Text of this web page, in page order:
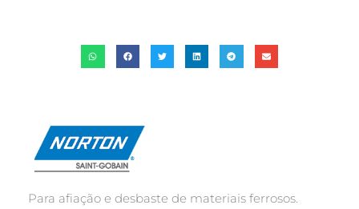
Para afiação e desbaste de materiais ferrosos.